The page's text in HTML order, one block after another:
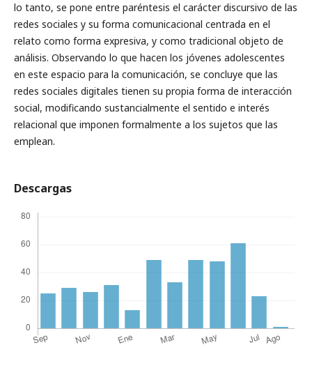
lo tanto, se pone entre paréntesis el carácter discursivo de las
redes sociales y su forma comunicacional centrada en el
relato como forma expresiva, y como tradicional objeto de
análisis. Observando lo que hacen los jóvenes adolescentes
en este espacio para la comunicación, se concluye que las
redes sociales digitales tienen su propia forma de interacción
social, modificando sustancialmente el sentido e interés
relacional que imponen formalmente a los sujetos que las
emplean.
Descargas